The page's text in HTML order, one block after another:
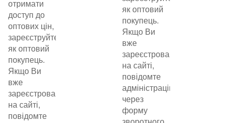
отримати
доступ до
оптових цін,
зареєструйтеся
як оптовий
покупець.
Якщо Ви
вже
зареєстровані
на сайті,
повідомте
як оптовий
покупець.
Якщо Ви
вже
зареєстровані
на сайті,
повідомте
адміністрацію
через
форму